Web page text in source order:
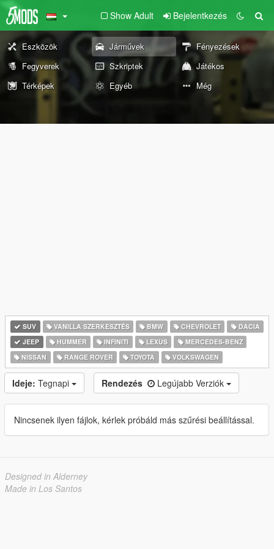
Show Adult Bejelentkezés
Eszközök Járművek
Fényezések
Fegyverek
Szkriptek
Játékos
Térképek
Egyéb Még
SUV VANILLA SZERKESZTÉS BMW CHEVROLET
DACIA
JEEP
HUMMER INFINITI LEXUS
MERCEDES-BENZ
NISSAN
RANGE ROVER TOYOTA VOLKSWAGEN
Ideje: Tegnapi Rendezés Legújabb Verziók
Nincsenek ilyen fájlok, kérlek próbáld más szűrési beállítással.
Designed in Alderney
Made in Los Santos